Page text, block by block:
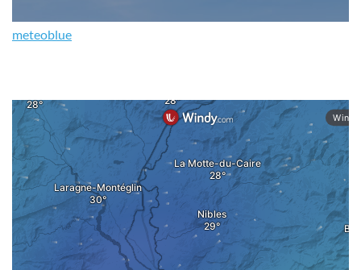
meteoblue